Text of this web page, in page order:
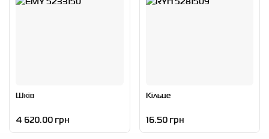
Шків
4 620.00 грн
Кільце
16.50 грн